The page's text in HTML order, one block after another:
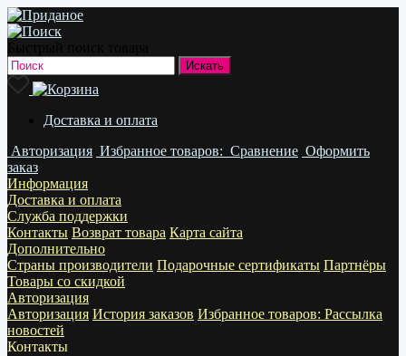
Доставка и оплата
Авторизация Избранное товаров: Сравнение Оформить
заказ
Информация
Доставка и оплата
Служба поддержки
Контакты Возврат товара Карта сайта
Дополнительно
Страны производители Подарочные сертификаты Партнёры
Товары со скидкой
Авторизация
Авторизация История заказов Избранное товаров: Рассылка
новостей
Контакты